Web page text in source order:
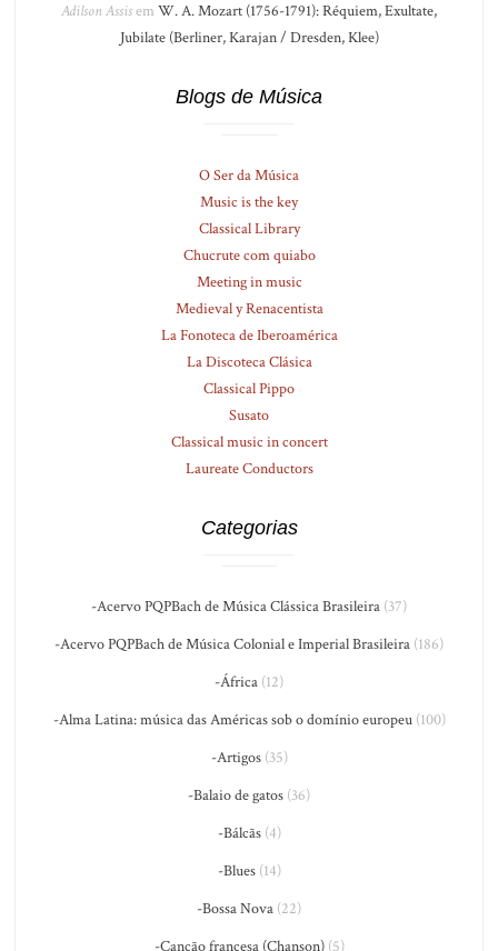
Adilson Assisem W. A. Mozart (1756-1791): Réquiem, Exultate,
Jubilate (Berliner, Karajan / Dresden, Klee)
Blogs de Música
O Ser da Música
Music is the key
Classical Library
Chucrute com quiabo
Meeting in music
Medieval y Renacentista
La Fonoteca de Iberoamérica
La Discoteca Clásica
Classical Pippo
Susato
Classical music in concert
Laureate Conductors
Categorias
-Acervo PQPBach de Música Clássica Brasileira (37)
-Acervo PQPBach de Música Colonial e Imperial Brasileira (186)
-África (12)
-Alma Latina: música das Américas sob o domínio europeu(100)
-Artigos(35)
-Balaio de gatos (36)
-Bálcãs(4)
-Blues(14)
-Bossa Nova (22)
-Canção francesa (Chanson)(5)